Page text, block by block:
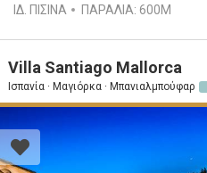
ΙΔ. ΠΙΣΊΝΑ ΠΑΡΑΛΊΑ: 600M
Villa Santiago Mallorca
Ισπανία · Μαγιόρκα · Μπανιαλμπούφαρ